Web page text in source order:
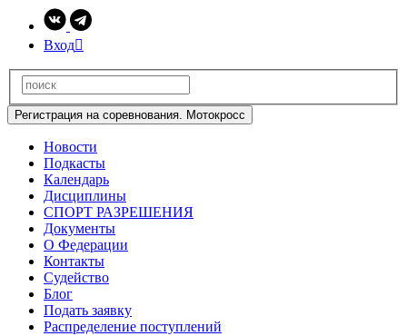
Вход
Регистрация на соревнования. Мотокросс
Новости
Подкасты
Календарь
Дисциплины
СПОРТ РАЗРЕШЕНИЯ
Документы
О Федерации
Контакты
Судейство
Блог
Подать заявку
Распределение поступлений